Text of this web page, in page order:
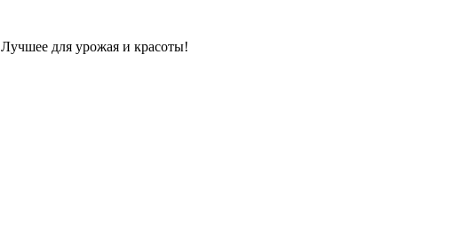
Лучшее для урожая и красоты!